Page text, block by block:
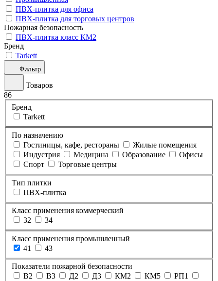
ПВХ-плитка для офиса
ПВХ-плитка для торговых центров
Пожарная безопасность
ПВХ-плитка класс КМ2
Бренд
Tarkett
Фильтр
Товаров
86
Бренд
Tarkett
По назначению
Гостиницы, кафе, рестораны
Жилые помещения
Индустрия
Медицина Образование
Офисы
Спорт
Торговые центры
Тип плитки
ПВХ-плитка
Класс применения коммерческий
32
34
Класс применения промышленный
41
43
Показатели пожарной безопасности
В2
В3 Д2 Д3 КМ2 КМ5
РП1